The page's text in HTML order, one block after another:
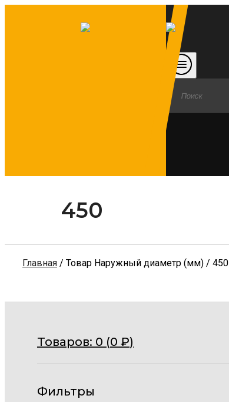
450
Главная / Товар Наружный диаметр (мм) / 450
Товаров: 0 (0 ₽)
Фильтры